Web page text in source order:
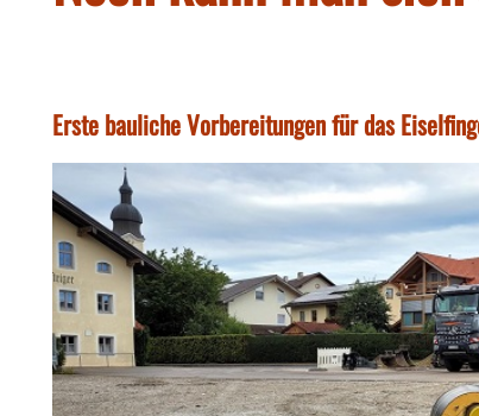
Erste bauliche Vorbereitungen für das